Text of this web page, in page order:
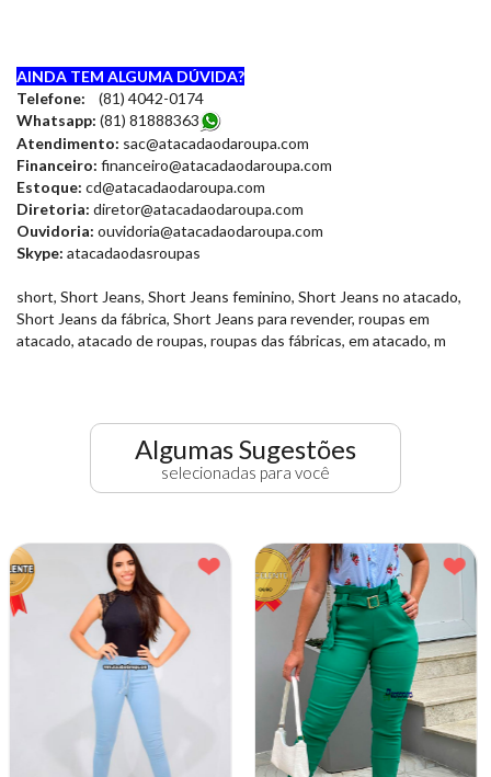
AINDA TEM ALGUMA DÚVIDA?
Telefone: (81) 4042-0174
Whatsapp: (81) 81888363
Atendimento: sac@atacadaodaroupa.com
Financeiro: financeiro@atacadaodaroupa.com
Estoque: cd@atacadaodaroupa.com
Diretoria: diretor@atacadaodaroupa.com
Ouvidoria: ouvidoria@atacadaodaroupa.com
Skype: atacadaodasroupas
short, Short Jeans, Short Jeans feminino, Short Jeans no atacado,
Short Jeans da fábrica, Short Jeans para revender, roupas em
atacado, atacado de roupas, roupas das fábricas, em atacado, m
Algumas Sugestões
selecionadas para você